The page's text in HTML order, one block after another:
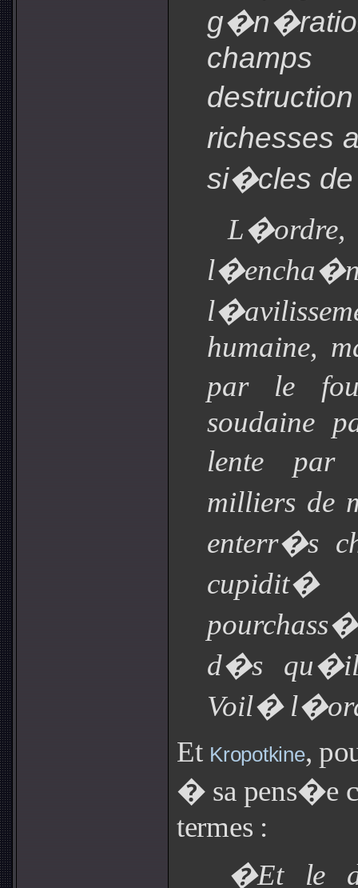
richesses
si�cles de
humaine,
par le
soudaine
lente par
milliers de
enterr�s
d�s
Voil�
Et Kropotkine,
� sa pens�e
termes :
�Et le